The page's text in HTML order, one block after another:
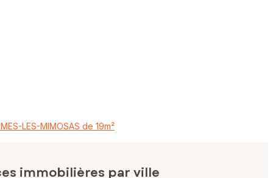
LES-MIMOSAS de 19m²
immobilières par ville